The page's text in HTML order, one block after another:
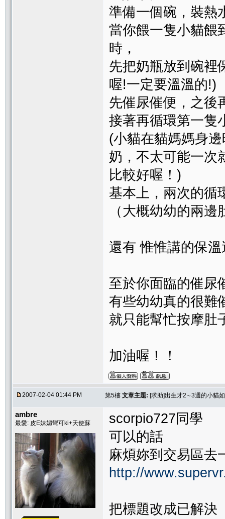
準備一個碗，裝熱
當你餵一隻小貓餵
時，
先把奶瓶放到碗裡
喔!一定要溫溫的!)
先催尿催便，之後
接著再循環第一隻
(小貓在貓媽媽身
奶，不太可能一次
比較好喔！)
基本上，兩次的循
（大概幼幼的兩
還有 惟惟講的保
至於你面臨的催尿
有些幼幼真的很
就只能幫忙按摩肚
加油喔！！
2007-02-04 01:44 PM 第5樓 文章主題: [求助]出生才2∼3週的小貓
ambre
最愛: 皮E妹媚彎可ki+天使蘇
scorpio727同學
可以的話
麻煩妳到交易區去
http://
把標題改成已解決